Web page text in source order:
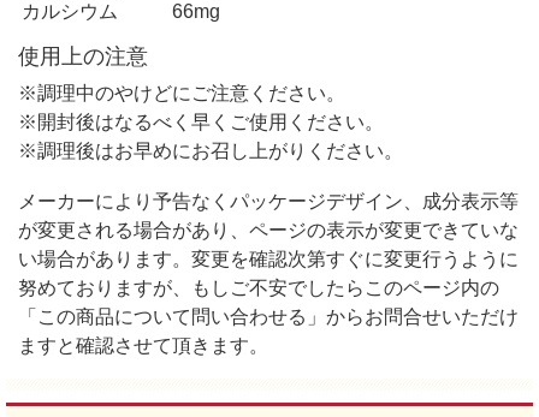
カルシウム
66mg
使用上の注意
※調理中のやけどにご注意ください。
※開封後はなるべく早くご使用ください。
※調理後はお早めにお召し上がりください。
メーカーにより予告なくパッケージデザイン、成分表示等
が変更される場合があり、ページの表示が変更できていな
い場合があります。変更を確認次第すぐに変更行うように
努めておりますが、もしご不安でしたらこのページ内の
「この商品について問い合わせる」からお問合せいただけ
ますと確認させて頂きます。